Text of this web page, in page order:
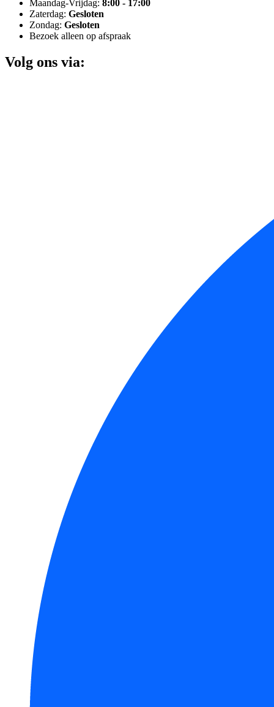
Maandag-Vrijdag: 8:00 - 17:00
Zaterdag: Gesloten
Zondag: Gesloten
Bezoek alleen op afspraak
Volg ons via: